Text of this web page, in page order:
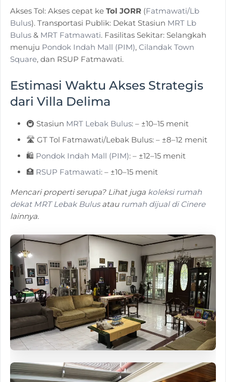
Akses Tol: Akses cepat keTol JORR (Fatmawati/Lb
Bulus). Transportasi Publik: Dekat Stasiun MRT Lb
Bulus & MRT Fatmawati. Fasilitas Sekitar: Selangkah
menuju Pondok Indah Mall (PIM),Cilandak Town
Square, dan RSUP Fatmawati.
Estimasi Waktu Akses Strategis
dari Villa Delima
🚇 Stasiun MRT Lebak Bulus: – ±10–15 menit
🛣️ GT Tol Fatmawati/Lebak Bulus: – ±8–12 menit
🛍️ Pondok Indah Mall (PIM): – ±12–15 menit
🏥 RSUP Fatmawati: – ±10–15 menit
Mencari properti serupa? Lihat juga koleksi rumah
dekat MRT Lebak Bulusatau rumah dijual di Cinere
lainnya.